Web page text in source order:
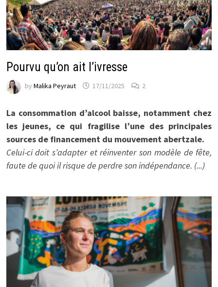
Pourvu qu’on ait l’ivresse
by Malika Peyraut 17/11/2025 2
La consommation d’alcool baisse, notamment chez
les jeunes, ce qui fragilise l’une des principales
sources de financement du mouvement abertzale.
Celui-ci doit s’adapter et réinventer son modèle de fête,
faute de quoi il risque de perdre son indépendance. (...)